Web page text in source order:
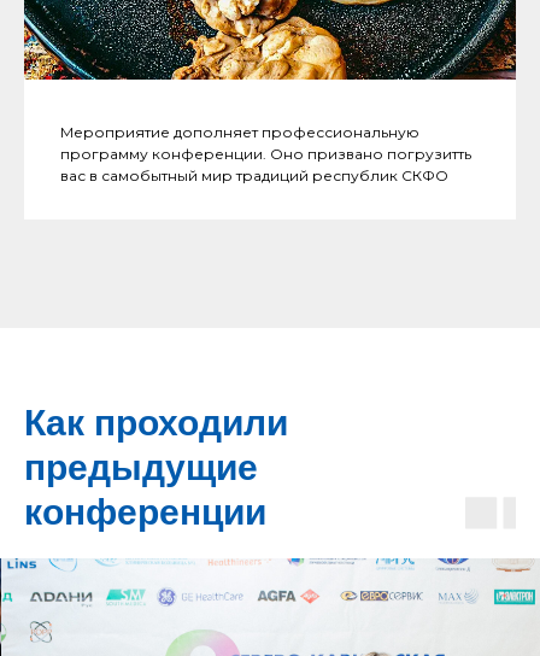
Мероприятие дополняет профессиональную
программу конференции. Оно призвано погрузитть
вас в самобытный мир традиций республик СКФО
Как проходили
предыдущие
конференции